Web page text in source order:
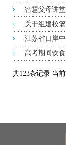
智慧父母讲
关于组建校
江苏省口岸
高考期间饮
共123条记录 当